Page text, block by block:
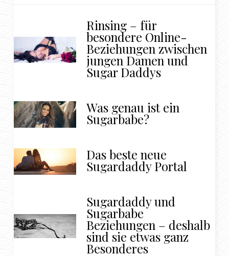
Rinsing – für
besondere Online-
Beziehungen zwischen
jungen Damen und
Sugar Daddys
Was genau ist ein
Sugarbabe?
Das beste neue
Sugardaddy Portal
Sugardaddy und
Sugarbabe
Beziehungen – deshalb
sind sie etwas ganz
Besonderes